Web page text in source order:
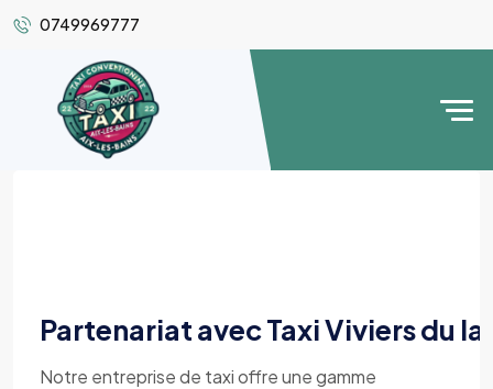
0749969777
Partenariat avec Taxi Viviers du
Notre entreprise de taxi offre une gamme